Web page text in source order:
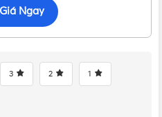
Ngay
3 2 1